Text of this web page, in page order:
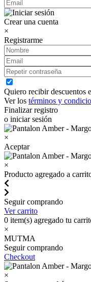
Crear una cuenta
×
Registrarme
Quiero recibir descuentos
Ver los términos y
Finalizar registro
o iniciar sesión
×
Aceptar
×
Producto agregado a
Seguir comprando
Ver carrito
0 item(s) agregado tu
×
MUTMA
Seguir comprando
Checkout
×